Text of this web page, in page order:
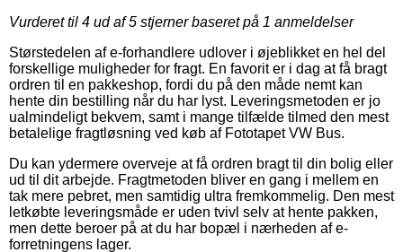
Vurderet til 4 ud af 5 stjerner baseret på 1 anmeldelser
Størstedelen af e-forhandlere udlover i øjeblikket en hel del
forskellige muligheder for fragt. En favorit er i dag at få bragt
ordren til en pakkeshop, fordi du på den måde nemt kan
hente din bestilling når du har lyst. Leveringsmetoden er jo
ualmindeligt bekvem, samt i mange tilfælde tilmed den mest
betalelige fragtløsning ved køb af Fototapet VW Bus.
Du kan ydermere overveje at få ordren bragt til din bolig eller
ud til dit arbejde. Fragtmetoden bliver en gang i mellem en
tak mere pebret, men samtidig ultra fremkommelig. Den mest
letkøbte leveringsmåde er uden tvivl selv at hente pakken,
men dette beroer på at du har bopæl i nærheden af e-
forretningens lager.